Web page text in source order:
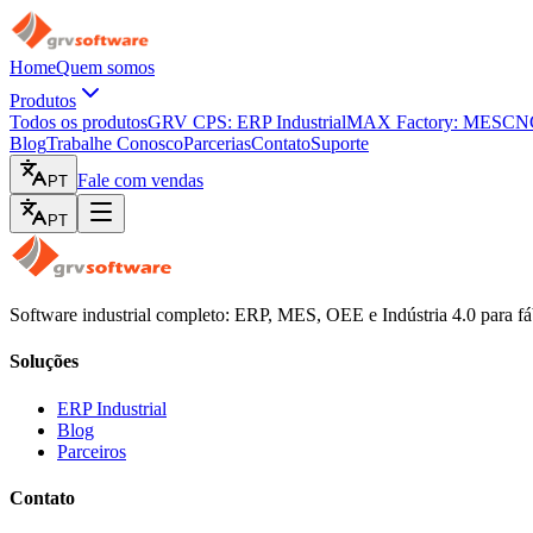
HomeQuem somos
Produtos
Todos os produtosGRV CPS: ERP IndustrialMAX Factory: MES
BlogTrabalhe ConoscoParceriasContatoSuporte
PT Fale com vendas
PT
Software industrial completo: ERP, MES, OEE e Indústria 4.0 para
Soluções
ERP Industrial
Blog
Parceiros
Contato